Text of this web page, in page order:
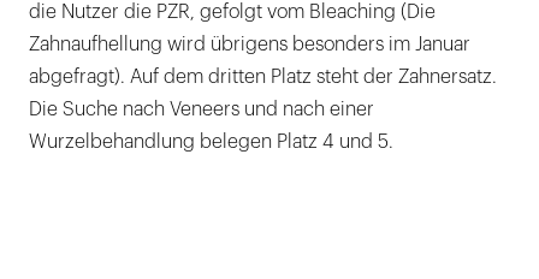
die Nutzer die PZR, gefolgt vom Bleaching (Die
Zahnaufhellung wird übrigens besonders im Januar
abgefragt). Auf dem dritten Platz steht der Zahnersatz.
Die Suche nach Veneers und nach einer
Wurzelbehandlung belegen Platz 4 und 5.